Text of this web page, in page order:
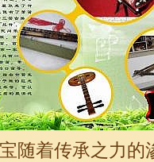
随着传承之力